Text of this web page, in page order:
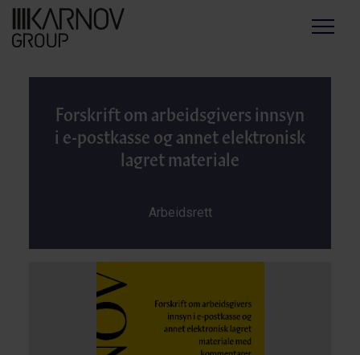
Menu
Forskrift om arbeidsgivers innsyn
i e-postkasse og annet elektronisk
lagret materiale